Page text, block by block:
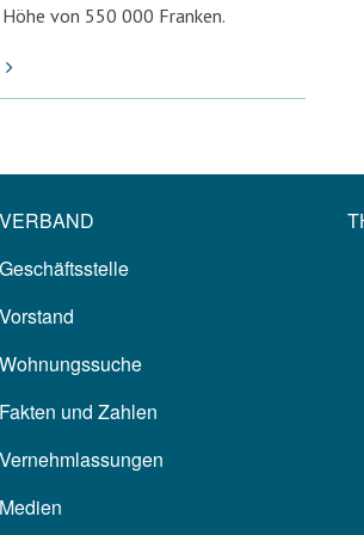
von 550 000 Franken.
VERBAND
Geschäftsstelle
Vorstand
Wohnungssuche
Fakten und Zahlen
Vernehmlassungen
Medien